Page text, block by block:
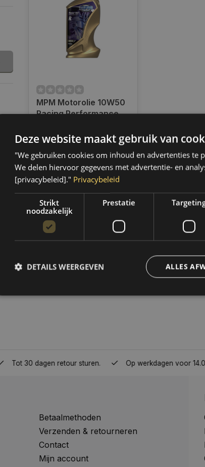
MPM Motorolie 10W50
Racing Performance | 1
Op werkdagen voor 14.00
uur besteld, dezelfde dag
verzonden. Boven de 50,-
gratis verzending. (NL &
BE)
€28,95
Vergelijk
retour sturen. Op werkdagen voor 14.00 uur
Betaalmethoden
Verzenden & retourneren
Contact
Mijn account
Deze website maakt gebruik van
"We gebruiken cookies om inhoud en advertenties te
We delen hiervoor gegevens met advertentie- en
[privacybeleid]." Privacybeleid
Strikt
noodzakelijk
Prestatie
ALLES
DETAILS WEERGEVEN
__cf_bm